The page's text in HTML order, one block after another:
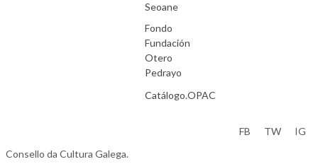
Seoane
Fondo
Fundación
Otero
Pedrayo
Catálogo.OPAC
Consello da Cultura Galega.
FB TW IG